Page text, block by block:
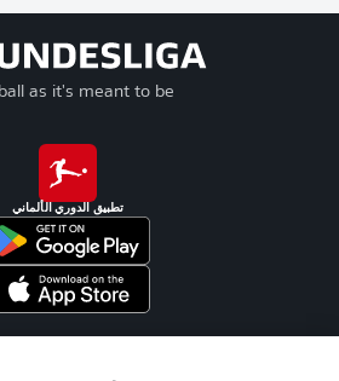
as it's meant to be
تطبيق الدوري الألماني